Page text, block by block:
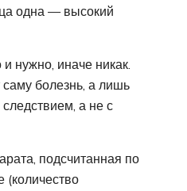
одна — высокий
нужно, иначе никак.
саму болезнь, а лишь
а не с
подсчитанная по
(количество